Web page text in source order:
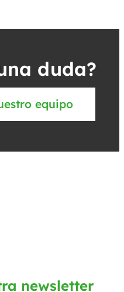
duda?
equipo
newsletter